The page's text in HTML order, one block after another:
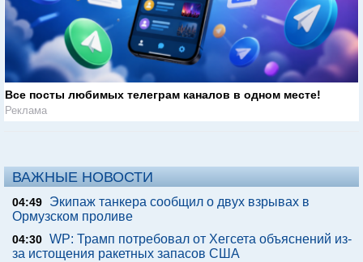
Все посты любимых телеграм каналов в одном месте!
Реклама
ВАЖНЫЕ НОВОСТИ
04:49
Экипаж танкера сообщил о двух взрывах в
Ормузском проливе
04:30 WP: Трамп потребовал от Хегсета объяснений из-
за истощения ракетных запасов США